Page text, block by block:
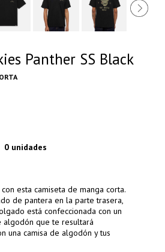
Panther SS Black
0 unidades
esta camiseta de manga corta.
de pantera en la parte trasera,
está confeccionada con un
que te resultará
una camisa de algodón y tus